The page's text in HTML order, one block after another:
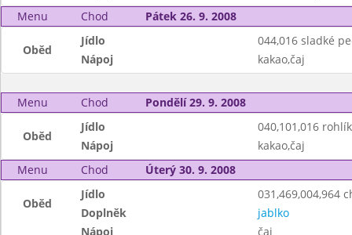
Menu
Chod Pátek 26. 9. 2008
Oběd
Jídlo
044,016 sladké
Nápoj
kakao,čaj
Menu Chod Pondělí 29. 9. 2008
Oběd
Jídlo
040,101,016
Nápoj
kakao,čaj
Menu
Chod Úterý 30. 9. 2008
Oběd
Jídlo
031,469,004,964
Doplněk
jablko
Nápoj
čaj